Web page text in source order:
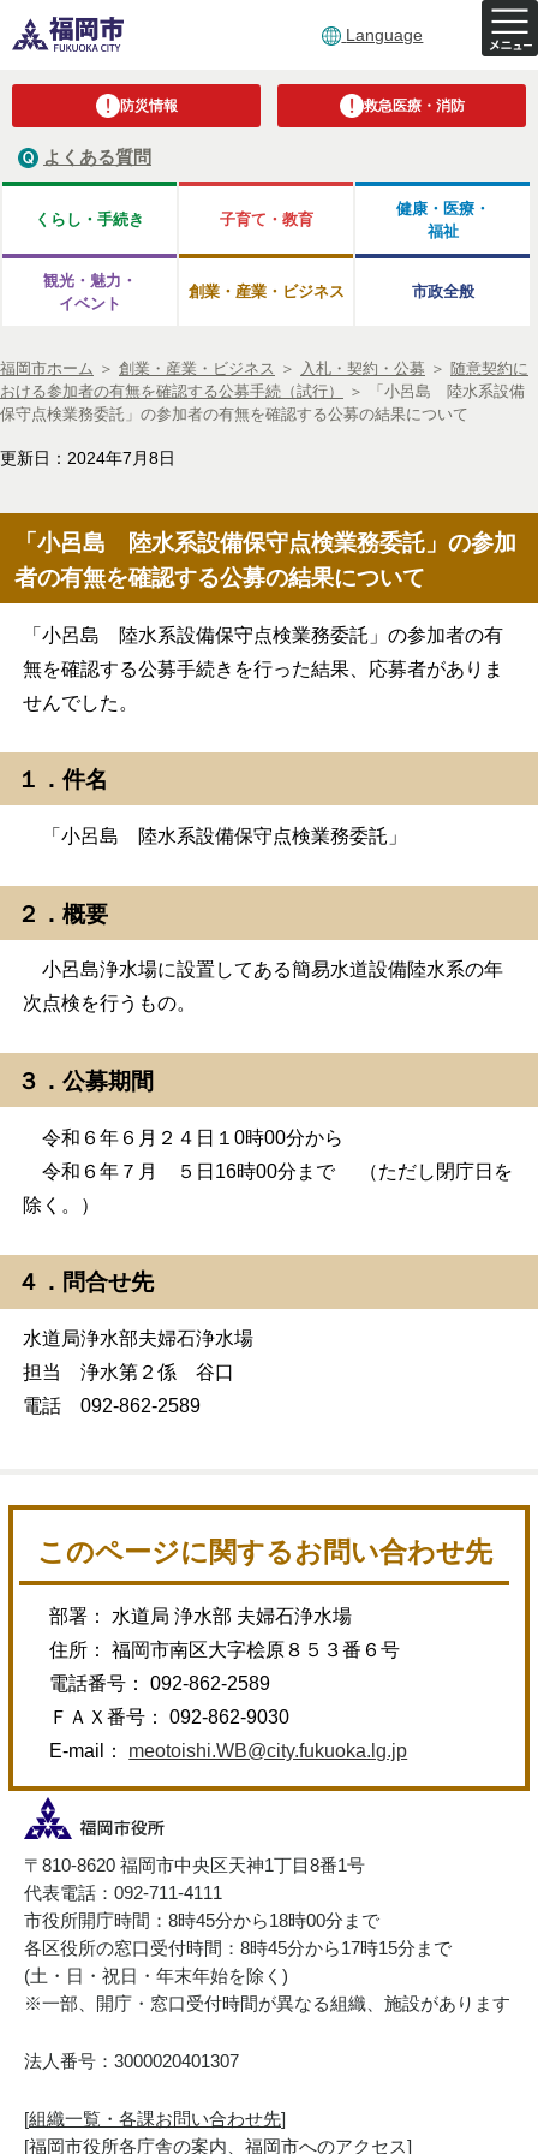
Language
防災情報 救急医療・消防
よくある質問
くらし・手続き 子育て・教育
健康・医療・
福祉
観光・魅力・
イベント
創業・産業・ビジネス 市政全般
福岡市ホーム ＞ 創業・産業・ビジネス ＞ 入札・契約・公募 ＞ 随意契約に
おける参加者の有無を確認する公募手続（試行）
＞
「小呂島 陸水系設備
保守点検業務委託」の参加者の有無を確認する公募の結果について
更新日：2024年7月8日
「小呂島 陸水系設備保守点検業務委託」の参加
者の有無を確認する公募の結果について
「小呂島 陸水系設備保守点検業務委託」の参加者の有
無を確認する公募手続きを行った結果、応募者がありま
せんでした。
１．件名
「小呂島 陸水系設備保守点検業務委託」
２．概要
小呂島浄水場に設置してある簡易水道設備陸水系の年
次点検を行うもの。
３．公募期間
令和６年６月２４日１0時00分から
令和６年７月 ５日16時00分まで （ただし閉庁日を
除く。）
４．問合せ先
水道局浄水部夫婦石浄水場
担当 浄水第２係 谷口
電話 092-862-2589
このページに関するお問い合わせ先
部署： 水道局 浄水部 夫婦石浄水場
住所： 福岡市南区大字桧原８５３番６号
電話番号： 092-862-2589
ＦＡＸ番号： 092-862-9030
E-mail： meotoishi.WB@city.fukuoka.lg.jp
〒810-8620 福岡市中央区天神1丁目8番1号
代表電話：092-711-4111
市役所開庁時間：8時45分から18時00分まで
各区役所の窓口受付時間：8時45分から17時15分まで
(土・日・祝日・年末年始を除く)
※一部、開庁・窓口受付時間が異なる組織、施設があります
法人番号：3000020401307
[組織一覧・各課お問い合わせ先]
[福岡市役所各庁舎の案内、福岡市へのアクセス]